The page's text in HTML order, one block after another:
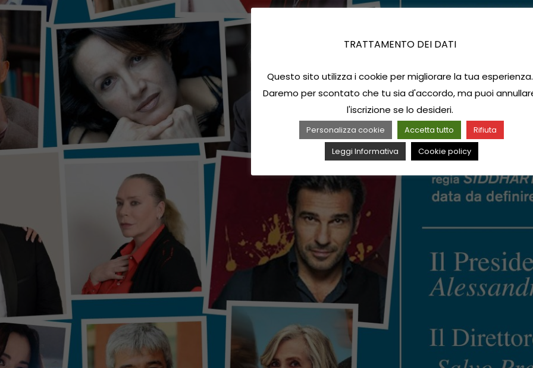
TRATTAMENTO DEI DATI
Questo sito utilizza i cookie per migliorare la tua esperienza.
Daremo per scontato che tu sia d'accordo, ma puoi
l'iscrizione se lo desideri.
Personalizza cookie Accetta tutto
Rifiuta
Leggi Informativa
Cookie policy